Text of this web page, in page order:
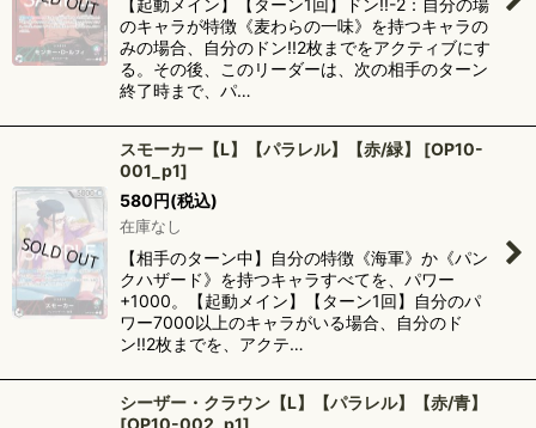
【起動メイン】【ターン1回】ドン!!-2：自分の場
のキャラが特徴《麦わらの一味》を持つキャラの
みの場合、自分のドン!!2枚までをアクティブにす
る。その後、このリーダーは、次の相手のターン
終了時まで、パ…
スモーカー【L】【パラレル】【赤/緑】 [OP10-
001_p1]
580円(税込)
在庫なし
【相手のターン中】自分の特徴《海軍》か《パン
クハザード》を持つキャラすべてを、パワー
+1000。【起動メイン】【ターン1回】自分のパ
ワー7000以上のキャラがいる場合、自分のド
ン!!2枚までを、アクテ…
シーザー・クラウン【L】【パラレル】【赤/青】
[OP10-002_p1]